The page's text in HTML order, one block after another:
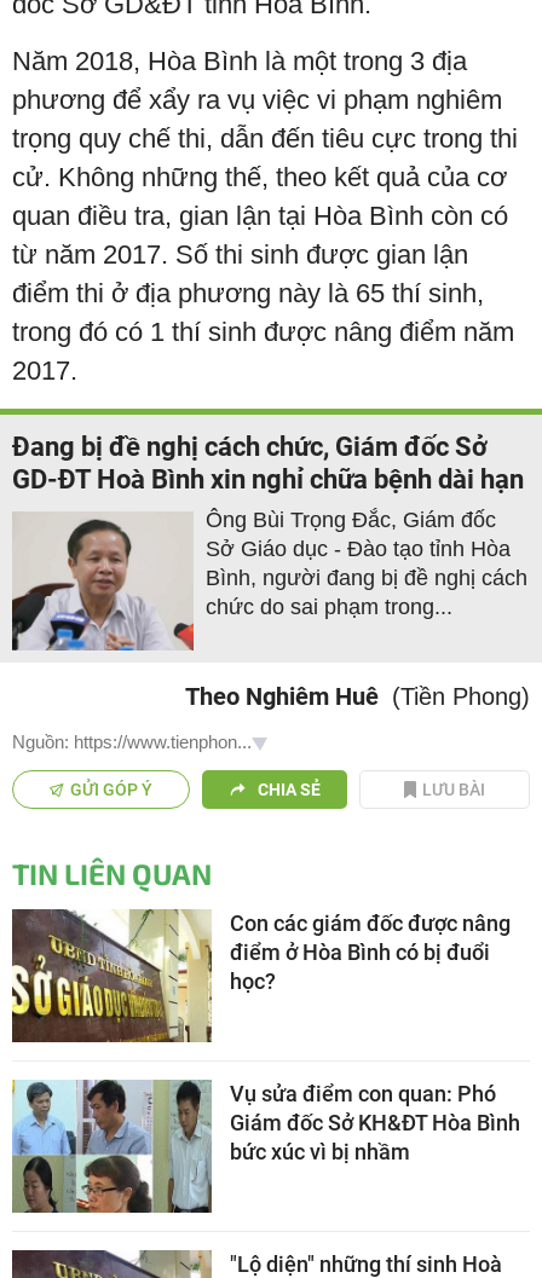
Năm 2018, Hòa Bình là một trong 3 địa
phương để xẩy ra vụ việc vi phạm nghiêm
trọng quy chế thi, dẫn đến tiêu cực trong thi
cử. Không những thế, theo kết quả của cơ
quan điều tra, gian lận tại Hòa Bình còn có
từ năm 2017. Số thi sinh được gian lận
điểm thi ở địa phương này là 65 thí sinh,
trong đó có 1 thí sinh được nâng điểm năm
2017.
Đang bị đề nghị cách chức, Giám đốc Sở
GD-ĐT Hoà Bình xin nghỉ chữa bệnh dài hạn
Ông Bùi Trọng Đắc, Giám đốc
Sở Giáo dục - Đào tạo tỉnh Hòa
Bình, người đang bị đề nghị cách
chức do sai phạm trong...
Theo Nghiêm Huê (Tiền Phong)
Nguồn: https://www.tienphon...
GỬI GÓP Ý CHIA SẺ LƯU BÀI
TIN LIÊN QUAN
Con các giám đốc được nâng
điểm ở Hòa Bình có bị đuổi
học?
Vụ sửa điểm con quan: Phó
Giám đốc Sở KH&ĐT Hòa Bình
bức xúc vì bị nhầm
"Lộ diện" những thí sinh Hoà